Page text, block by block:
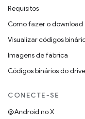
Requisitos
Como fazer o download
Visualizar códigos
Imagens de fábrica
Códigos binários do
CONECTE-SE
@Android no X